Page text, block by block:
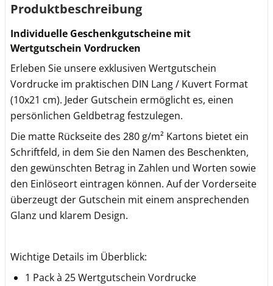
Produktbeschreibung
Individuelle Geschenkgutscheine mit
Wertgutschein Vordrucken
Erleben Sie unsere exklusiven Wertgutschein
Vordrucke im praktischen DIN Lang / Kuvert Format
(10x21 cm). Jeder Gutschein ermöglicht es, einen
persönlichen Geldbetrag festzulegen.
Die matte Rückseite des 280 g/m² Kartons bietet ein
Schriftfeld, in dem Sie den Namen des Beschenkten,
den gewünschten Betrag in Zahlen und Worten sowie
den Einlöseort eintragen können. Auf der Vorderseite
überzeugt der Gutschein mit einem ansprechenden
Glanz und klarem Design.
Wichtige Details im Überblick:
1 Pack à 25 Wertgutschein Vordrucke